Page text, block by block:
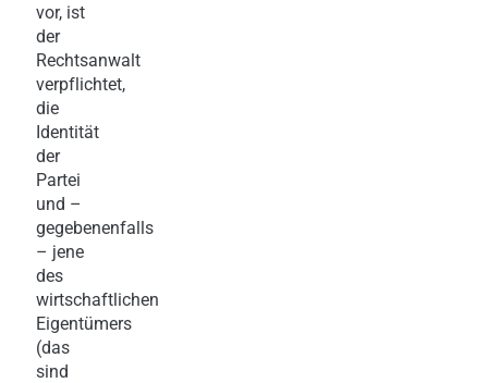
vor, ist
der
Rechtsanwalt
verpflichtet,
die
Identität
der
Partei
und –
gegebenenfalls
– jene
des
wirtschaftlichen
Eigentümers
(das
sind